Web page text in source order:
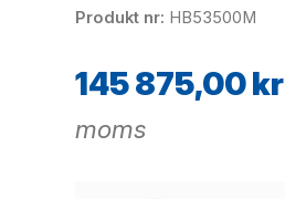
Produkt nr HB53500M
145 875,00kr
moms